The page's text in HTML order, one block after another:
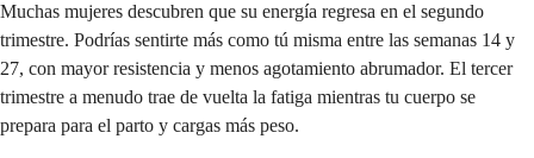
Muchas mujeres descubren que su energía regresa en el segundo
trimestre. Podrías sentirte más como tú misma entre las semanas 14 y
27, con mayor resistencia y menos agotamiento abrumador. El tercer
trimestre a menudo trae de vuelta la fatiga mientras tu cuerpo se
prepara para el parto y cargas más peso.